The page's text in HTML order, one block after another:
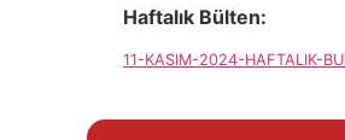
Haftalık Bülten:
11-KASIM-2024-HAFTALIK-